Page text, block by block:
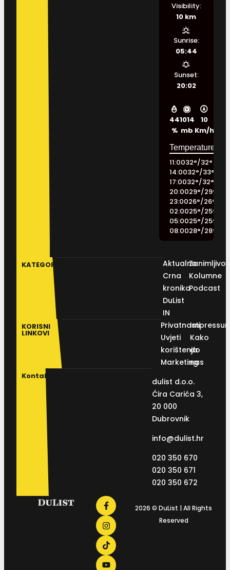
44
%
1014
mb
10
Km/h
Visibility:
10 km
Sunrise:
05:44
Sunset:
20:02
11:0032°/32°
14:0032°/33°
17:0032°/32°
20:0029°/29°
23:0026°/26°
02:0025°/25°
05:0025°/25°
08:0028°/28°
KATEGORIJE
Aktualno
Crna
kronika
DuList
IN
Kolumne
Podcast
KORISNI
LINKOVI
Privatnosti
Uvjeti
korištenja
Marketing
Kako
do
nas
Kontakt
dulist d.o.o.
Ćira Carića 3,
20 000
Dubrovnik
info@dulist.hr
020 350 670
020 350 671
020 350 672
2026 © DuList | All Rights
Reserved